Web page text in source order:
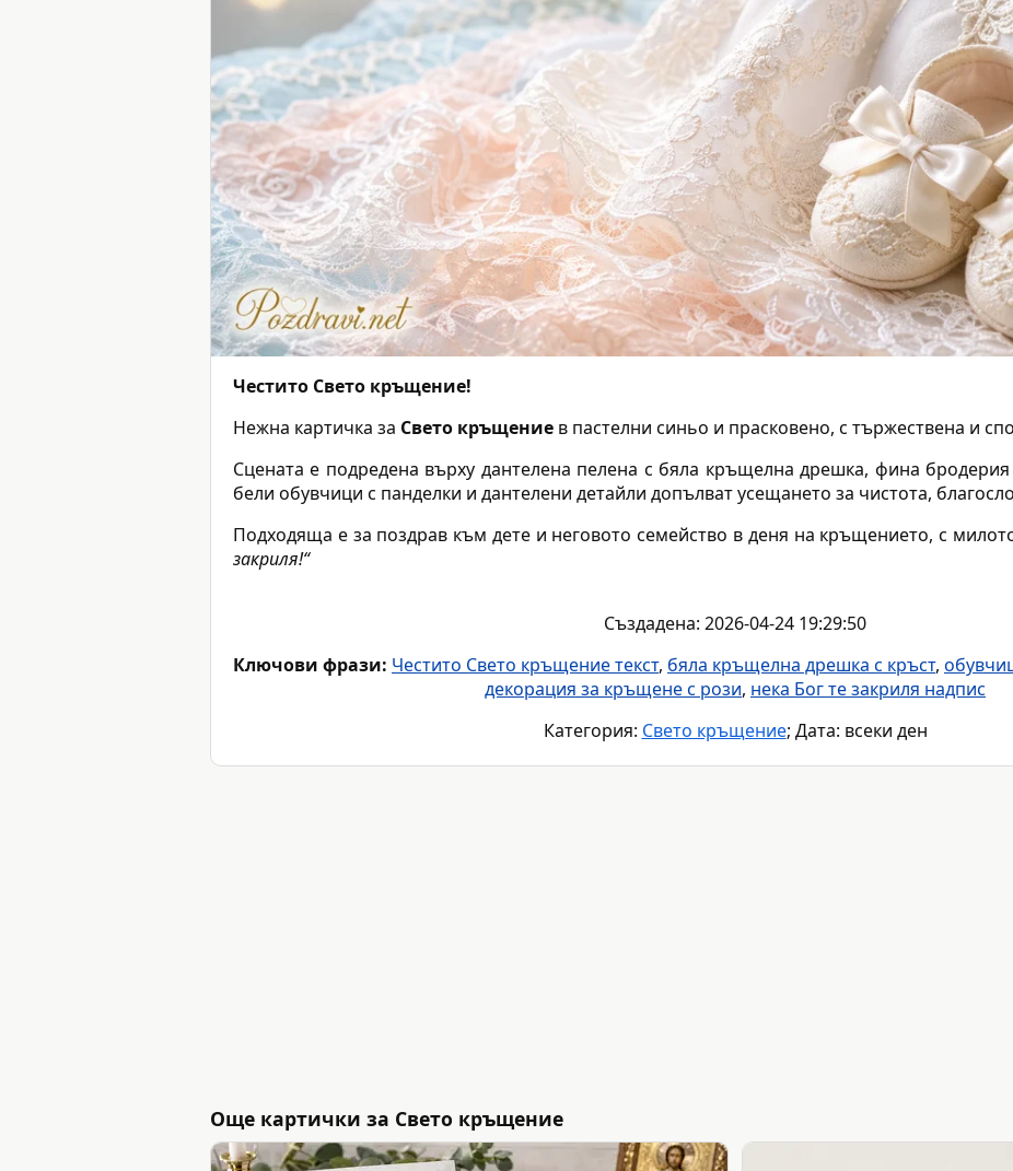
Честито Свето кръщение!
Нежна картичка за Свето кръщение в пастелни синьо и прасковено, с тържествена и
Сцената е подредена върху дантелена пелена с бяла кръщелна дрешка, фина бродерия
бели обувчици с панделки и дантелени детайли допълват усещането за чистота,
Подходяща е за поздрав към дете и неговото семейство в деня на кръщението, с
закриля!“
Създадена: 2026-04-24 19:29:50
Ключови фрази: Честито Свето кръщение текст, бяла кръщелна дрешка с кръст,
декорация за кръщене с рози, нека Бог те закриля надпис
Категория: Свето кръщение; Дата: всеки ден
Още картички за Свето кръщение